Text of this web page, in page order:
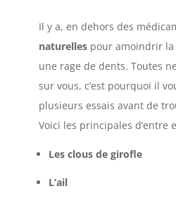
Il y a, en dehors des
naturellespour amoindrir la
une rage de dents. Toutes
sur vous, c’est pourquoi il
plusieurs essais avant de
Voici les principales d’entre
Les clous de girofle
L’ail